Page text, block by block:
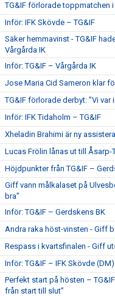
TG&IF förlorade toppmatchen
Inför: IFK Skövde – TG&IF
Säker hemmavinst - TG&IF
Vårgårda IK
Inför: TG&IF – Vårgårda IK
Jose Maria Cid Sameron klar
TG&IF förlorade derbyt: ”Vi var
Inför: IFK Tidaholm – TG&IF
Xheladin Brahimi är ny
Lucas Frölin lånas ut till Åsarp-
Höjdpunkter från TG&IF –
Giff vann målkalaset på
bra”
Inför: TG&IF – Gerdskens BK
Andra raka höst-vinsten - Giff
Respass i kvartsfinalen - Giff
Inför: TG&IF – IFK Skövde (DM)
Perfekt start på hösten –
från start till slut”